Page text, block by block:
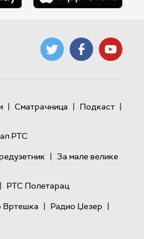
| Сматрачница | Подкаст |
РТС
| За мале велике
| РТС Полетарац
Вртешка | Радио Џезер |